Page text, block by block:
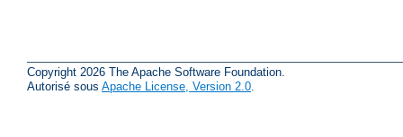
Copyright 2026 The Apache Software Foundation.
Autorisé sous Apache License, Version 2.0